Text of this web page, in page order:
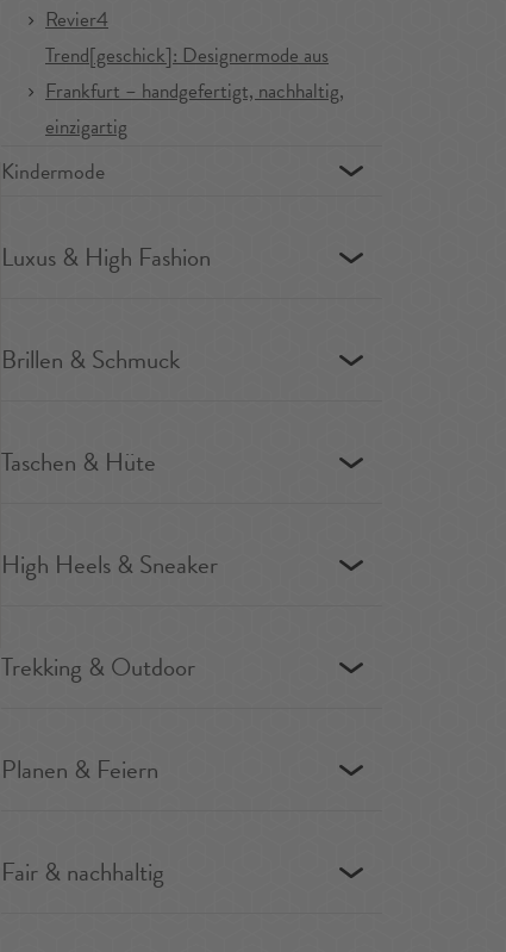
Revier4
Trend[geschick]: Designermode aus
Frankfurt – handgefertigt, nachhaltig,
einzigartig
Kindermode
Luxus & High Fashion
Brillen & Schmuck
Taschen & Hüte
High Heels & Sneaker
Trekking & Outdoor
Planen & Feiern
Fair & nachhaltig